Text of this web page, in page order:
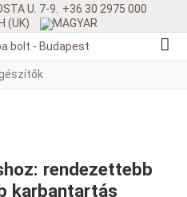
U. 7-9. +36 30 2975 000
rendezettebb
karbantartás